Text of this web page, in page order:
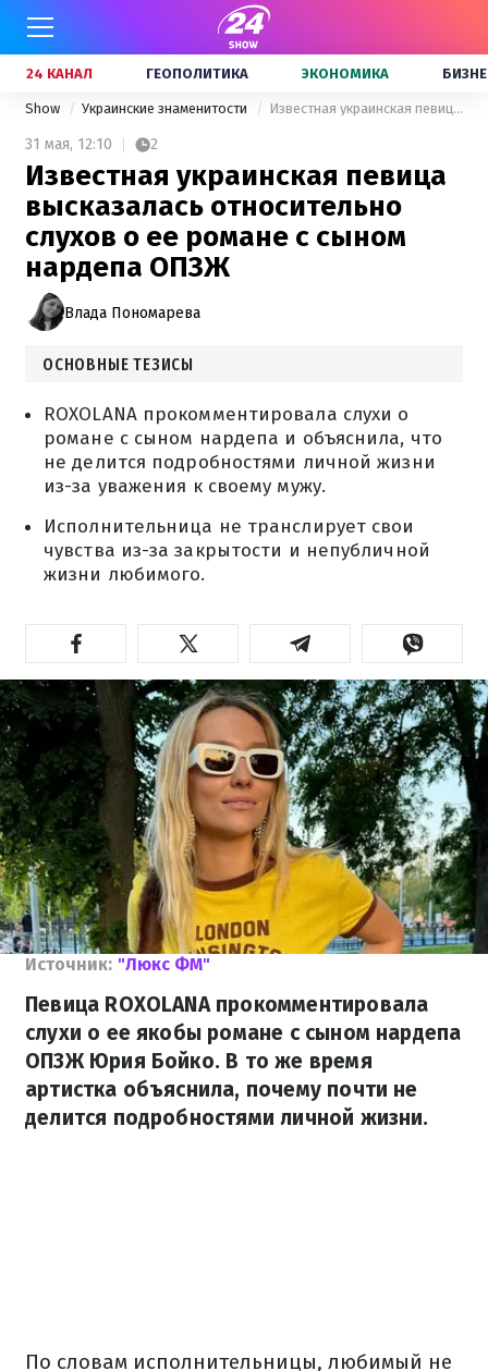
24 КАНАЛ ГЕОПОЛИТИКА ЭКОНОМИКА
Show Украинские знаменитости Известная украинская певица высказалась относительно слухов о ее романе с сыном нардепа ОПЗЖ
31 мая, 12:10 2
Известная украинская певица
высказалась относительно
слухов о ее романе с сыном
нардепа ОПЗЖ
Влада Пономарева
ОСНОВНЫЕ ТЕЗИСЫ
ROXOLANA прокомментировала слухи о
романе с сыном нардепа и объяснила, что
не делится подробностями личной жизни
из-за уважения к своему мужу.
Исполнительница не транслирует свои
чувства из-за закрытости и непубличной
жизни любимого.
Источник: "Люкс ФМ"
Певица ROXOLANA прокомментировала
слухи о ее якобы романе с сыном нардепа
ОПЗЖ Юрия Бойко. В то же время
артистка объяснила, почему почти не
делится подробностями личной жизни.
По словам исполнительницы, любимый не